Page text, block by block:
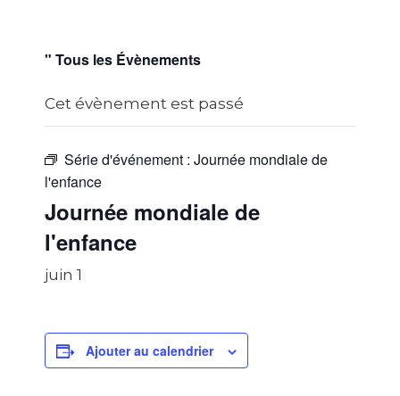
" Tous les Évènements
Cet évènement est passé
Série d'événement : Journée mondiale de
l'enfance
Journée mondiale de
l'enfance
juin 1
Ajouter au calendrier